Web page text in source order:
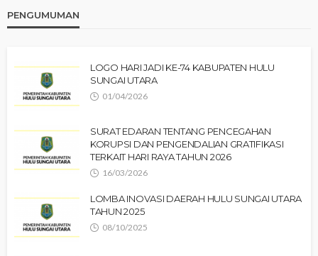
PENGUMUMAN
LOGO HARI JADI KE-74 KABUPATEN HULU
SUNGAI UTARA
01/04/2026
SURAT EDARAN TENTANG PENCEGAHAN
KORUPSI DAN PENGENDALIAN GRATIFIKASI
TERKAIT HARI RAYA TAHUN 2026
16/03/2026
LOMBA INOVASI DAERAH HULU SUNGAI UTARA
TAHUN 2025
08/10/2025